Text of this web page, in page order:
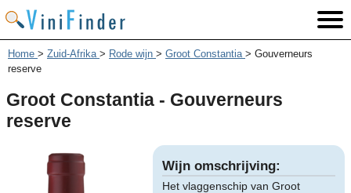
Home > Zuid-Afrika > Rode wijn > Groot Constantia > Gouverneurs
reserve
Groot Constantia - Gouverneurs
reserve
Wijn omschrijving:
Het vlaggenschip van Groot